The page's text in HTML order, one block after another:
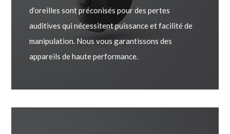
d’oreilles sont préconisés pour des pertes
auditives qui nécessitent puissance et facilité de
manipulation. Nous vous garantissons des
appareils de haute performance.